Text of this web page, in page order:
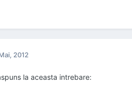
2012
la aceasta intrebare: